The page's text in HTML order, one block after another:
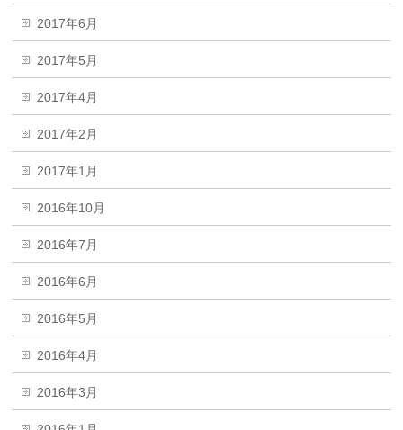
2017年6月
2017年5月
2017年4月
2017年2月
2017年1月
2016年10月
2016年7月
2016年6月
2016年5月
2016年4月
2016年3月